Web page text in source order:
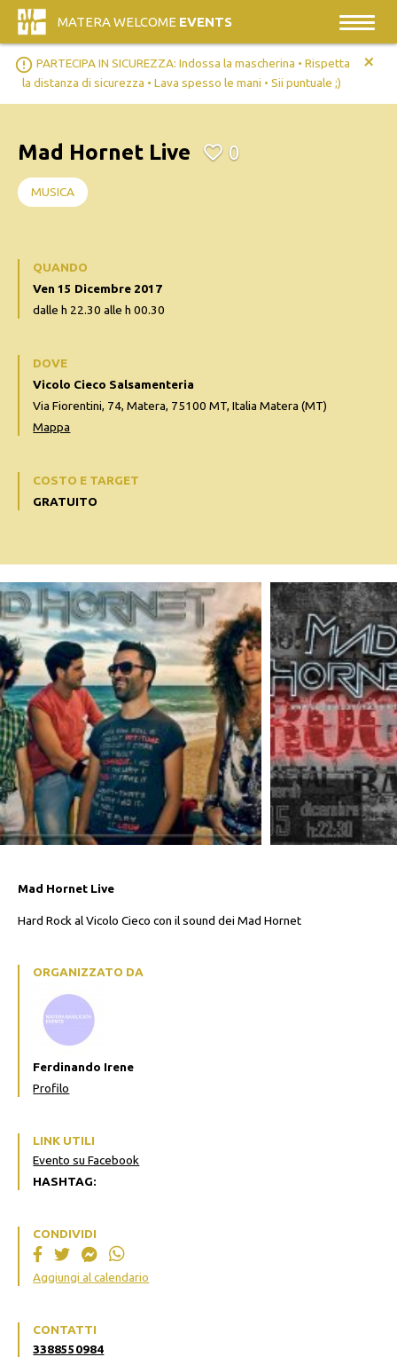
MATERA WELCOME EVENTS
error_outline PARTECIPA IN SICUREZZA: Indossa la mascherina • Rispetta
la distanza di sicurezza • Lava spesso le mani • Sii puntuale ;)
+
Mad Hornet Live
Hard Rock al Vicolo Cieco con il sound dei Mad Hornet
ORGANIZZATO DA
Ferdinando Irene
Profilo
LINK UTILI
Evento su Facebook
HASHTAG:
CONDIVIDI
Aggiungi al calendario
CONTATTI
3388550984
Mad Hornet Live 0
MUSICA
QUANDO
Ven 15 Dicembre 2017
dalle h 22.30 alle h 00.30
DOVE
Vicolo Cieco Salsamenteria
Via Fiorentini, 74, Matera, 75100 MT, Italia Matera (MT)
Mappa
COSTO E TARGET
GRATUITO